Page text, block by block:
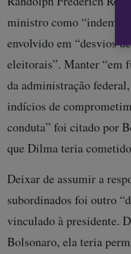
ministro como
envolvido em “desvios
eleitorais”. Manter “em
da administração
indícios de
conduta” foi citado por
que Dilma teria
Deixar de assumir a
subordinados foi outro
vinculado à presidente.
Bolsonaro, ela teria